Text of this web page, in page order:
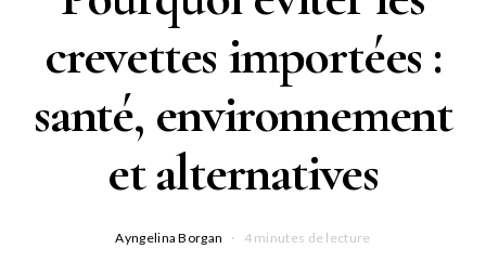
crevettes importées :
santé, environnement
et alternatives
Ayngelina Borgan 4 minutes de lecture